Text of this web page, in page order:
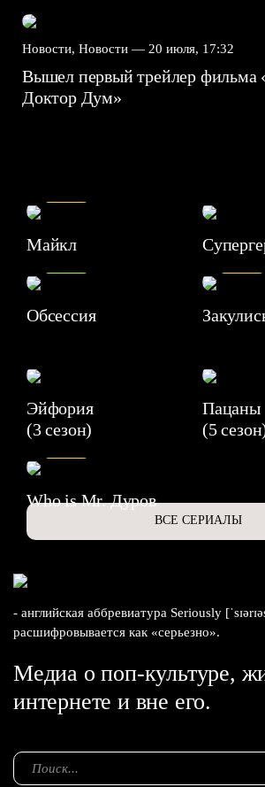
Новости, Новости — 20 июля, 17:32
Вышел первый трейлер фильма
Доктор Дум»
Майкл
Обсессия
7.1
Эйфория
(3 сезон)
Пацаны
(5
Who is Mr. Дуров
ВСЕ СЕРИАЛЫ
- английская аббревиатура Seriously
расшифровывается как «серьезно».
Медиа о поп-культуре,
интернете и вне его.